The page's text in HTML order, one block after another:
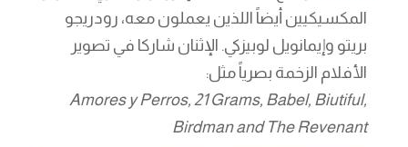
المكسيكيين أيضاً اللذين يعملون معه، رودريجو
بريتو وإيمانويل لوبيزكي. الإثنان شاركا في تصوير
الأفلام الزخمة بصرياً مثل:
Amores y Perros, 21 Grams, Babel, Biutiful,
Birdman and The Revenant